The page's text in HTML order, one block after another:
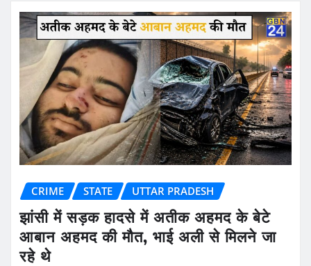
CRIME STATE UTTAR PRADESH
झांसी में सड़क हादसे में अतीक अहमद के बेटे
आबान अहमद की मौत, भाई अली से मिलने जा
रहे थे